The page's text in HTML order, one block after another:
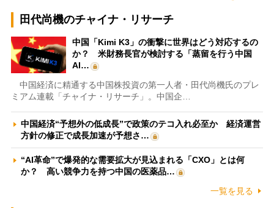
田代尚機のチャイナ・リサーチ
中国「Kimi K3」の衝撃に世界はどう対応するの
か？ 米財務長官が検討する「蒸留を行う中国
AI…
中国経済に精通する中国株投資の第一人者・田代尚機氏のプレ
ミアム連載「チャイナ・リサーチ」。中国企…
中国経済“予想外の低成長”で政策のテコ入れ必至か 経済運営
方針の修正で成長加速が予想さ…
“AI革命”で爆発的な需要拡大が見込まれる「CXO」とは何
か？ 高い競争力を持つ中国の医薬品…
一覧を見る